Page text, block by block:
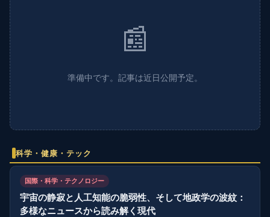
📰
準備中です。記事は近日公開予定。
科学・健康・テック
国際・科学・テクノロジー
宇宙の静寂と人工知能の脆弱性、そして地政学の波紋：
多様なニュースから読み解く現代